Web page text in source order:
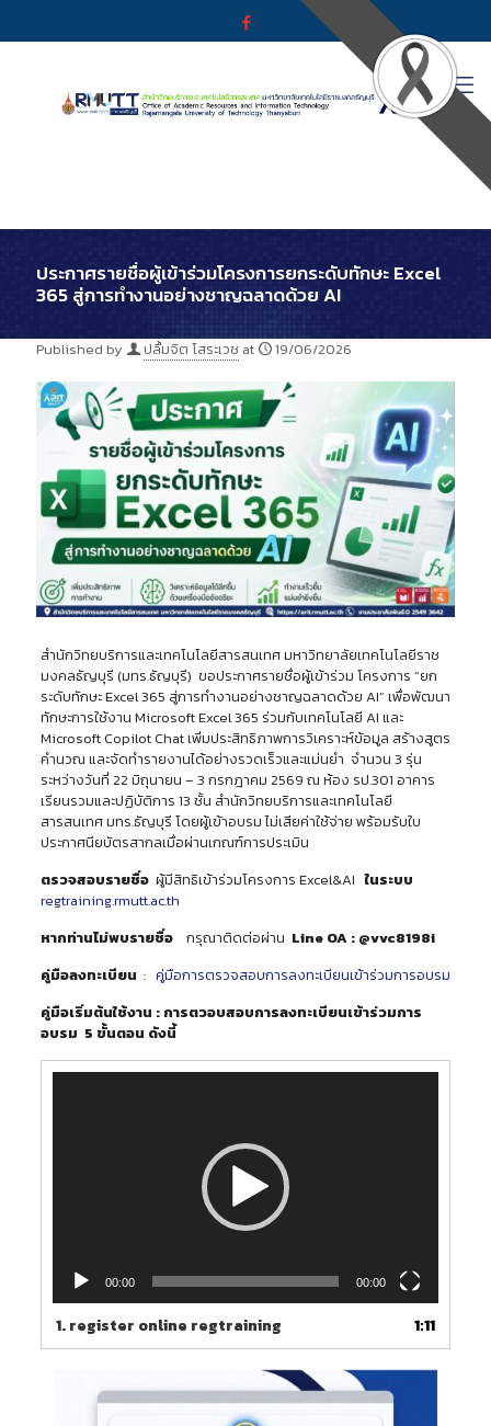
ประกาศรายชื่อผู้เข้าร่วมโครงการยกระดับทักษะ Excel
365 สู่การทำงานอย่างชาญฉลาดด้วย AI
Published by ปลื้มจิต โสระเวช at 19/06/2026
สำนักวิทยบริการและเทคโนโลยีสารสนเทศ มหาวิทยาลัยเทคโนโลยีราช
มงคลธัญบุรี (มทร.ธัญบุรี) ขอประกาศรายชื่อผู้เข้าร่วม โครงการ “ยก
ระดับทักษะ Excel 365 สู่การทำงานอย่างชาญฉลาดด้วย AI” เพื่อพัฒนา
ทักษะการใช้งาน Microsoft Excel 365 ร่วมกับเทคโนโลยี AI และ
Microsoft Copilot Chat เพิ่มประสิทธิภาพการวิเคราะห์ข้อมูล สร้างสูตร
คำนวณ และจัดทำรายงานได้อย่างรวดเร็วและแม่นยำ จำนวน 3 รุ่น
ระหว่างวันที่ 22 มิถุนายน – 3 กรกฎาคม 2569 ณ ห้อง รป.301 อาคาร
เรียนรวมและปฏิบัติการ 13 ชั้น สำนักวิทยบริการและเทคโนโลยี
สารสนเทศ มทร.ธัญบุรี โดยผู้เข้าอบรม ไม่เสียค่าใช้จ่าย พร้อมรับใบ
ประกาศนียบัตรสากลเมื่อผ่านเกณฑ์การประเมิน
ตรวจสอบรายชื่อ ผู้มีสิทธิเข้าร่วมโครงการ Excel&AI ในระบบ
regtraining.rmutt.ac.th
หากท่านไม่พบรายชื่อ
กรุณาติดต่อผ่าน Line OA : @vvc8198i
คู่มือลงทะเบียน : คู่มือการตรวจสอบการลงทะเบียนเข้าร่วมการอบรม
คู่มือเริ่มต้นใช้งาน : การตวอบสอบการลงทะเบียนเข้าร่วมการ
อบรม 5 ขั้นตอน ดังนี้
00:00 00:00
1.register online regtraining 1:11